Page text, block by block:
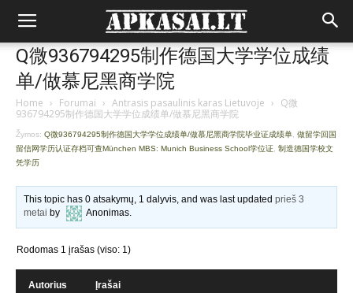
Q微936794295制作德国大学学位成绩
单/做慕尼黑商学院
Home › Forumai › Antrasis pasaulinis karas Lietuvoje › Q微
936794295制作德国大学学位成绩单/做慕尼黑商学院
Žymos: Q微936794295制作德国大学学位成绩单/做慕尼黑商学院毕业证成绩单 做留学回国
留信网学历认证存档可查München MBS: Munich Business School学位证 制造德国学校文
凭学历
This topic has 0 atsakymų, 1 dalyvis, and was last updatedprieš 3
metai by Anonimas.
Rodomas 1 įrašas (viso: 1)
Autorius Įrašai